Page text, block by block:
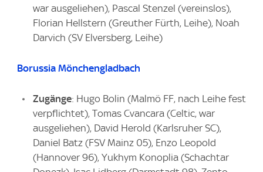
war ausgeliehen), Pascal Stenzel (vereinslos),
Florian Hellstern (Greuther Fürth, Leihe), Noah
Darvich (SV Elversberg, Leihe)
Borussia Mönchengladbach
Zugänge: Hugo Bolin (Malmö FF, nach Leihe fest
verpflichtet), Tomas Cvancara (Celtic, war
ausgeliehen), David Herold (Karlsruher SC),
Daniel Batz (FSV Mainz 05), Enzo Leopold
(Hannover 96), Yukhym Konoplia (Schachtar